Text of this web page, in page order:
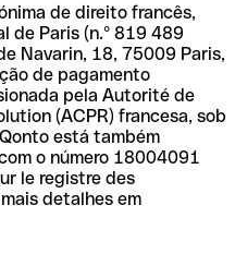
de direito francês,
de Paris (n.º 819 489
Navarin, 18, 75009 Paris,
de pagamento
pela Autorité de
(ACPR) francesa, sob
está também
o número 18004091
le registre des
detalhes em